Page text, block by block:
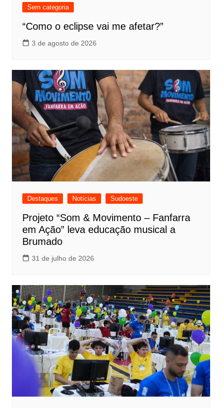
Sem categoria
“Como o eclipse vai me afetar?”
3 de agosto de 2026
Destaques Notícias Sudoeste
Projeto “Som & Movimento – Fanfarra
em Ação” leva educação musical a
Brumado
31 de julho de 2026